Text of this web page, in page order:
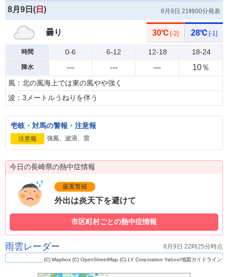
8月9日( 日 ) 8月9日 21時00分発表
曇り 30℃ [-2] 28℃ [-1]
時間 0-6 6-12 12-18 18-24
降水 --- --- --- 10％
風：北の風海上では東の風やや強く
波：3メートルうねりを伴う
壱岐・対馬の警報・注意報
注意報 強風、波浪、雷
今日の長崎県の熱中症情報
厳重警戒
外出は炎天下を避けて
市区町村ごとの熱中症情報
雨雲レーダー 8月9日 22時25分時点
(C) Mapbox (C) OpenStreetMap (C) LY Corporation Yahoo!地図ガイドライン